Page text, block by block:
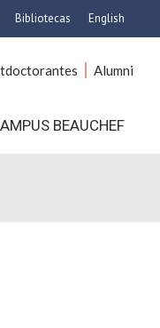
Agronómicas
Bibliotecas English
Alumni
BEAUCHEF